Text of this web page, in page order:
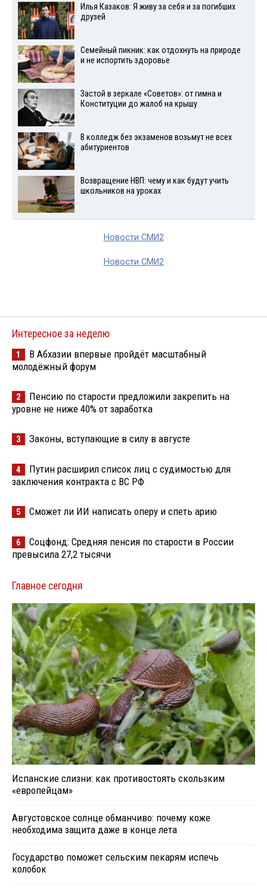
Илья Казаков: Я живу за себя и за погибших
друзей
Семейный пикник: как отдохнуть на природе
и не испортить здоровье
Застой в зеркале «Советов»: от гимна и
Конституции до жалоб на крышу
В колледж без экзаменов возьмут не всех
абитуриентов
Возвращение НВП: чему и как будут учить
школьников на уроках
Новости СМИ2
Новости СМИ2
Интересное за неделю
1
В Абхазии впервые пройдёт масштабный
молодёжный форум
2
Пенсию по старости предложили закрепить на
уровне не ниже 40% от заработка
3 Законы, вступающие в силу в августе
4
Путин расширил список лиц с судимостью для
заключения контракта с ВС РФ
5 Сможет ли ИИ написать оперу и спеть арию
6
Соцфонд: Средняя пенсия по старости в России
превысила 27,2 тысячи
Главное сегодня
Испанские слизни: как противостоять скользким
«европейцам»
Августовское солнце обманчиво: почему коже
необходима защита даже в конце лета
Государство поможет сельским пекарям испечь
колобок